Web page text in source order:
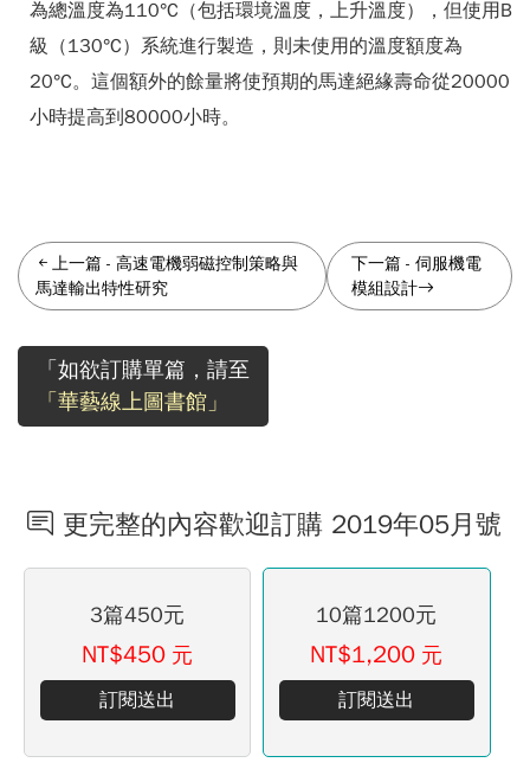
為總溫度為110°C（包括環境溫度，上升溫度），但使用B
級（130°C）系統進行製造，則未使用的溫度額度為
20°C。這個額外的餘量將使預期的馬達絕緣壽命從20000
小時提高到80000小時。
上一篇 - 高速電機弱磁控制策略與
馬達輸出特性研究
下一篇- 伺服機電
模組設計
「如欲訂購單篇，請至
「華藝線上圖書館」
更完整的內容歡迎訂購 2019年05月號
3篇450元
NT$450 元
訂閱送出
10篇1200元
NT$1,200 元
訂閱送出